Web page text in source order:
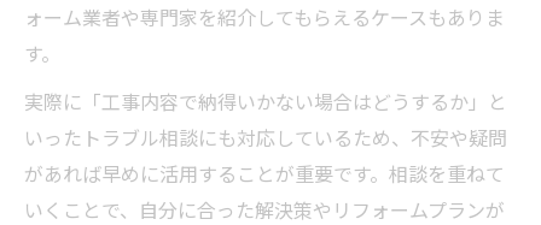
ォーム業者や専門家を紹介してもらえるケースもありま
す。
実際に「工事内容で納得いかない場合はどうするか」と
いったトラブル相談にも対応しているため、不安や疑問
があれば早めに活用することが重要です。相談を重ねて
いくことで、自分に合った解決策やリフォームプランが